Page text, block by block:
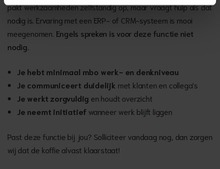
pakt werkzaamheden zelfstandig op, maar vraagt hulp als dat
nodig is. Ervaring met een ERP- of CRM-systeem is mooi
meegenomen. Engels spreken is voor deze functie niet
nodig.
Je hebt minimaal mbo werk- en denkniveau
Je communiceert duidelijk met klanten en collega's
Je werkt zorgvuldig en houdt overzicht
Je neemt initiatief wanneer werk blijft liggen
Past deze functie bij jou? Solliciteer vandaag nog, dan zorgen
wij dat de koffie alvast klaarstaat!